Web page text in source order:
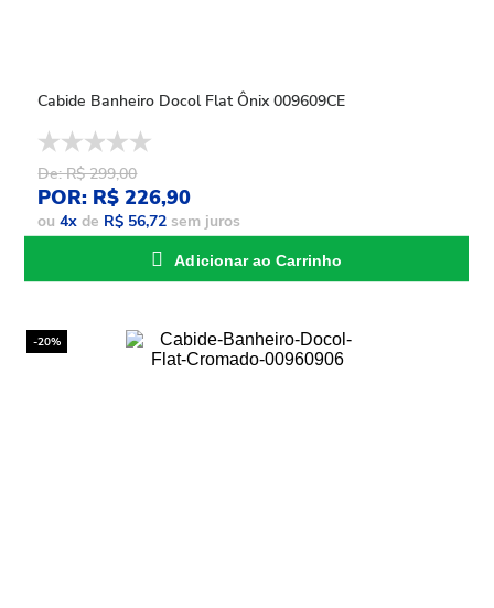
Cabide Banheiro Docol Flat Ônix 009609CE
De: R$ 299,00
POR: R$ 226,90
ou4x de R$ 56,72 sem juros
Adicionar ao Carrinho
-20%